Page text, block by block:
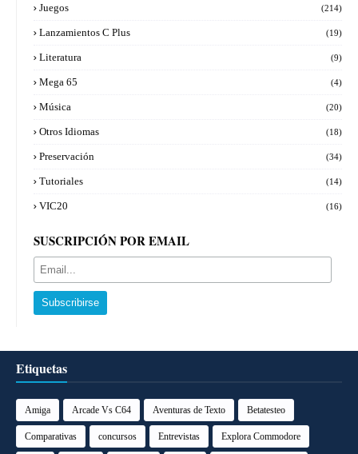
Juegos (214)
Lanzamientos C Plus (19)
Literatura (9)
Mega 65 (4)
Música (20)
Otros Idiomas (18)
Preservación (34)
Tutoriales (14)
VIC20 (16)
SUSCRIPCIÓN POR EMAIL
Etiquetas
Amiga Arcade Vs C64 Aventuras de Texto Betatesteo
Comparativas concursos Entrevistas Explora Commodore